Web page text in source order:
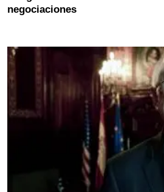
negociaciones